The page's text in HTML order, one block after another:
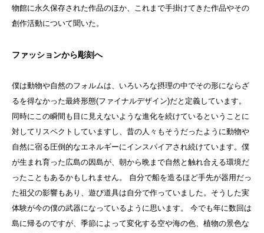
物館に永久保存された作品のほか、これまで手掛けてきた作品やその
創作活動について聞いた。
ファッションから彫刻へ
僕は動物や自然のフォルムは、いろいろな摂理の中でその形にならざ
るを得なかった最終形態(ファイナルデザイン)だと定義しています。
同時にこの瞬間も目に見えないような進化を続けているということに
対してリスペクトしていますし、昔の人々もそうだったように動物や
自然に宿る圧倒的なエネルギーにインスパイアされ続けています。僕
が生まれ育った広島の因島が、朝から晩まで自然と触れ合える環境だ
ったこともあるかもしれません。 自分で船を造るほど手先が器用だっ
た祖父の影響もあり、遊び道具は自分で作っていました。そうした実
体験が今の僕の武器になっているように思います。 今でも年に数回は
島に帰るのですが、季節によって変化する空や海の色、植物の景色な